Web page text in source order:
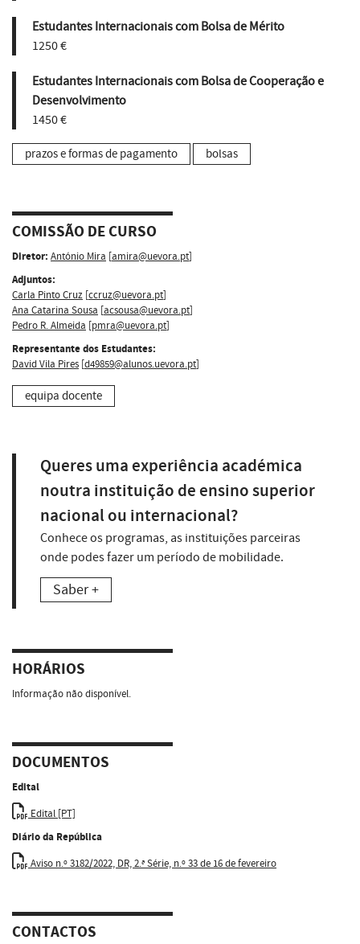
Estudantes Internacionais com Bolsa de Mérito
1250 €
Estudantes Internacionais com Bolsa de Cooperação e
Desenvolvimento
1450 €
prazos e formas de pagamento bolsas
COMISSÃO DE CURSO
Diretor: António Mira [amira@uevora.pt]
Adjuntos:
Carla Pinto Cruz [ccruz@uevora.pt]
Ana Catarina Sousa [acsousa@uevora.pt]
Pedro R. Almeida [pmra@uevora.pt]
Representante dos Estudantes:
David Vila Pires [d49859@alunos.uevora.pt]
equipa docente
Queres uma experiência académica
noutra instituição de ensino superior
nacional ou internacional?
Conhece os programas, as instituições parceiras
onde podes fazer um período de mobilidade.
Saber +
HORÁRIOS
Informação não disponível.
DOCUMENTOS
Edital
Edital [PT]
Diário da República
Aviso n.º 3182/2022, DR, 2.ª Série, n.º 33 de 16 de fevereiro
CONTACTOS